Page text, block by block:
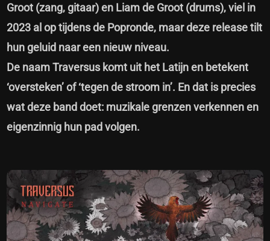
Groot (zang, gitaar) en Liam de Groot (drums), viel in
2023 al op tijdens de Popronde, maar deze release tilt
hun geluid naar een nieuw niveau.
De naam Traversus komt uit het Latijn en betekent
‘oversteken’ of ‘tegen de stroom in’. En dat is precies
wat deze band doet: muzikale grenzen verkennen en
eigenzinnig hun pad volgen.